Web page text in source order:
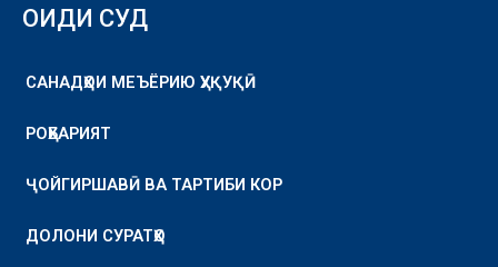
ОИДИ СУД
САНАДҲОИ МЕЪЁРИЮ ҲУҚУҚӢ
РОҲБАРИЯТ
ҶОЙГИРШАВӢ ВА ТАРТИБИ КОР
ДОЛОНИ СУРАТҲО